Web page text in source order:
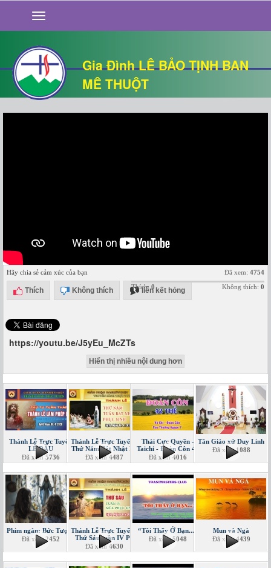
Gia Đình LÊ BẢO TỊNH BAN
MÊ THUỘT
GIỚI THIỆU
TIN TỨC
SỐNG ĐẠO
CHUYỆN NHÀ
QUÁN VĂN
Hãy chia sẻ cảm xúc của bạn
Thích Không thích liên kết hỏng
Đã xem: 4754
Thích: 0 Không thích: 0
https://youtu.be/J5yEu_McZTs
Hiển thị nhiều nội dung hơn
Thánh Lễ Trực Tuyến
LỄ DẦU
Đã xem5736
Thánh Lễ Trực Tuyến -
Thứ Năm Bát Nhật PS
Đã xem4487
Thái Cực Quyền -
Taichi - Đoản Côn 42
Đã xem4016
Tân Giáo xứ Duy Linh
Đã xem1088
Phim ngắn: Bức Tượng
Đã xem2452
Thánh Lễ Trực Tuyến -
Thứ Sáu tuần IV PS
Đã xem4630
“Tôi Thấy Ở Bạn...”
Đã xem5048
Mun và Ngà
Đã xem4439